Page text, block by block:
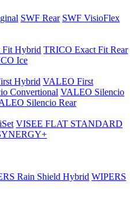
SWF Rear SWF VisioFlex
Fit Hybrid TRICO Exact Fit Rear
Ice
Hybrid VALEO First
Convertional VALEO Silencio
Silencio Rear
VISEE FLAT STANDARD
Rain Shield Hybrid WIPERS